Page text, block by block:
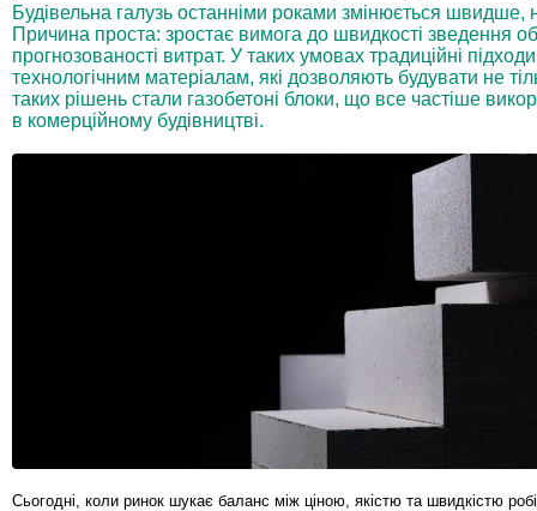
Будівельна галузь останніми роками змінюється швидше,
Причина проста: зростає вимога до швидкості зведення
прогнозованості витрат. У таких умовах традиційні
технологічним матеріалам, які дозволяють будувати не
таких рішень стали газобетоні блоки, що все частіше
в комерційному будівництві.
Сьогодні, коли ринок шукає баланс між ціною, якістю та швидкістю